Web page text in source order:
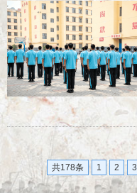
共178条 1 2 3